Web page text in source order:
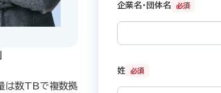
は数TBで複数拠
必須
企業名・団体名
必須
姓